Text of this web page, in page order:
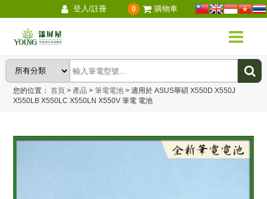
登入/註冊 0 購物車
您的位置：首頁 > 產品 > 筆電電池 > 適用於 ASUS華碩 X550D X550J
X550LB X550LC X550LN X550V 筆電 電池